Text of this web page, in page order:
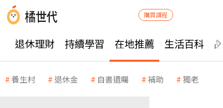
購買課程
退休理財 持續學習 在地推薦 生活百科
養生村 退休金 自書遺囑 補助 獨老